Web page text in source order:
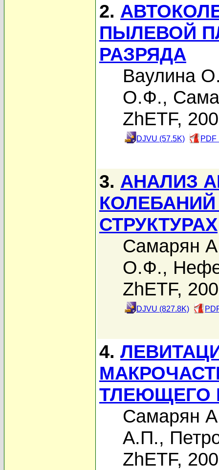
2.
ПЫЛЕВОЙ
РАЗРЯДА
Ваулина
О.Ф.,
ZhETF,
DJVU (57.5K) PDF
3. АНАЛИЗ
СТРУКТУРАХ
Самарян
О.Ф.,
ZhETF,
DJVU (827.8K)
4.
ТЛЕЮЩЕГО
Самарян
А.П.,
ZhETF,